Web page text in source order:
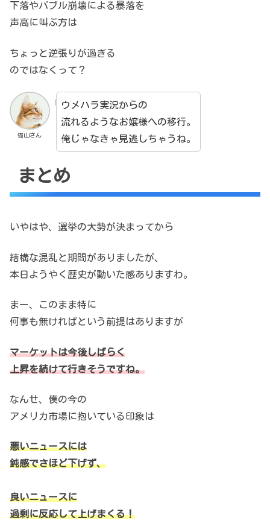
下落やバブル崩壊による暴落を
声高に叫ぶ方は
ちょっと逆張りが過ぎる
のではなくって？
猫山さん
ウメハラ実況からの
流れるようなお嬢様への移行。
俺じゃなきゃ見逃しちゃうね。
まとめ
いやはや、選挙の大勢が決まってから
結構な混乱と期間がありましたが、
本日ようやく歴史が動いた感ありますわ。
まー、このまま特に
何事も無ければという前提はありますが
マーケットは今後しばらく
上昇を続けて行きそうですね。
なんせ、僕の今の
アメリカ市場に抱いている印象は
悪いニュースには
鈍感でさほど下げず、
良いニュースに
過剰に反応して上げまくる！